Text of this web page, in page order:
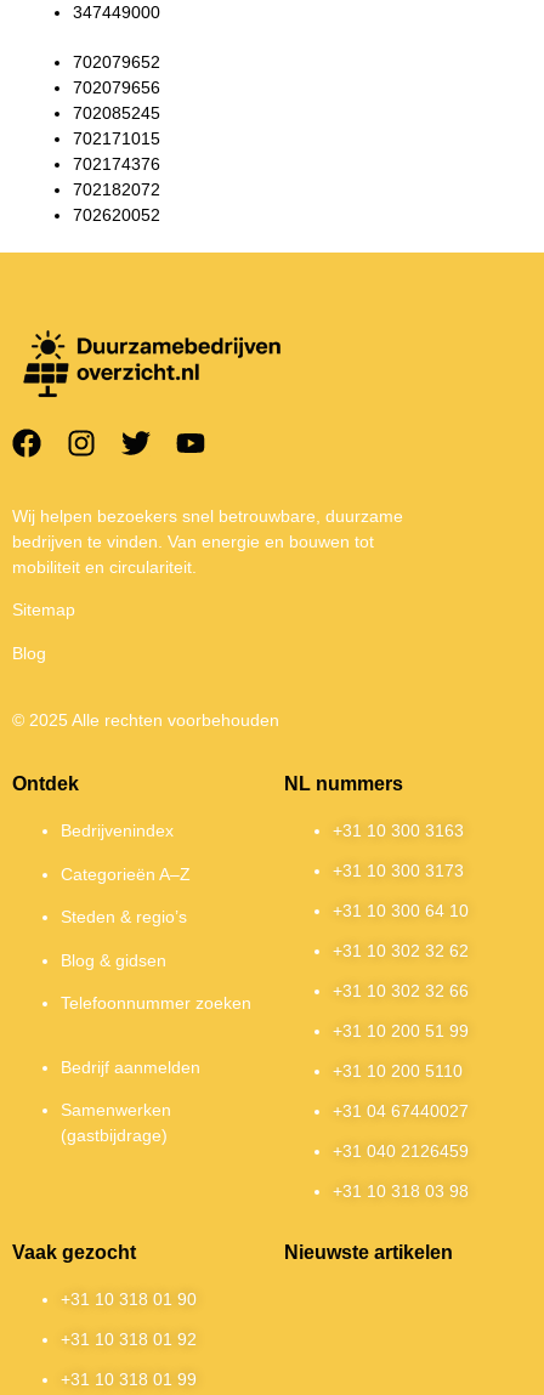
347449000
702079652
702079656
702085245
702171015
702174376
702182072
702620052
Wij helpen bezoekers snel betrouwbare, duurzame
bedrijven te vinden. Van energie en bouwen tot
mobiliteit en circulariteit.
Sitemap
Blog
© 2025 Alle rechten voorbehouden
Ontdek
Bedrijvenindex
Categorieën A–Z
Steden & regio’s
Blog & gidsen
Telefoonnummer zoeken
Bedrijf aanmelden
Samenwerken
(gastbijdrage)
NL nummers
+31 10 300 3163
+31 10 300 3173
+31 10 300 64 10
+31 10 302 32 62
+31 10 302 32 66
+31 10 200 51 99
+31 10 200 5110
+31 04 67440027
+31 040 2126459
+31 10 318 03 98
Vaak gezocht
+31 10 318 01 90
+31 10 318 01 92
+31 10 318 01 99
Nieuwste artikelen